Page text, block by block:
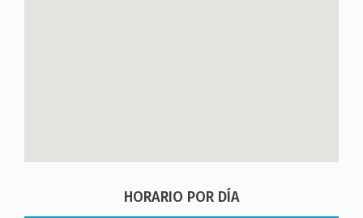
HORARIO POR DÍA